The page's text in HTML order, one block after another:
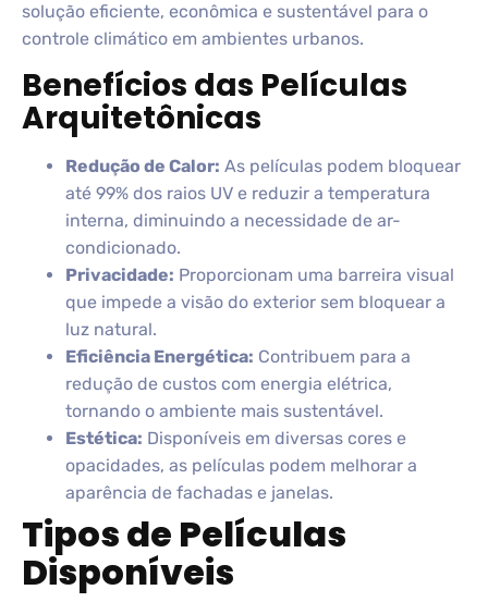
solução eficiente, econômica e sustentável para o
controle climático em ambientes urbanos.
Benefícios das Películas
Arquitetônicas
Redução de Calor: As películas podem bloquear
até 99% dos raios UV e reduzir a temperatura
interna, diminuindo a necessidade de ar-
condicionado.
Privacidade: Proporcionam uma barreira visual
que impede a visão do exterior sem bloquear a
luz natural.
Eficiência Energética: Contribuem para a
redução de custos com energia elétrica,
tornando o ambiente mais sustentável.
Estética: Disponíveis em diversas cores e
opacidades, as películas podem melhorar a
aparência de fachadas e janelas.
Tipos de Películas
Disponíveis